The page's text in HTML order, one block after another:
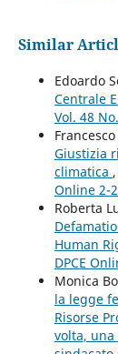
Similar
Edoardo
Centrale
Vol. 48
Giustizia
climatica ,
Online 2-
Roberta
Human
DPCE
Monica
la legge
Risorse
volta,